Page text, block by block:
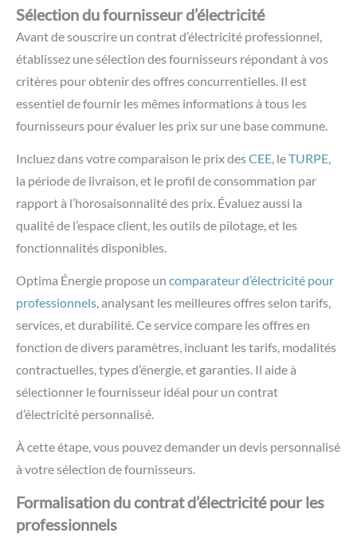
Sélection du fournisseur d’électricité
Avant de souscrire un contrat d’électricité professionnel,
établissez une sélection des fournisseurs répondant à vos
critères pour obtenir des offres concurrentielles. Il est
essentiel de fournir les mêmes informations à tous les
fournisseurs pour évaluer les prix sur une base commune.
Incluez dans votre comparaison le prix desCEE, leTURPE,
la période de livraison, et le profil de consommation par
rapport à l’horosaisonnalité des prix. Évaluez aussi la
qualité de l’espace client, les outils de pilotage, et les
fonctionnalités disponibles.
Optima Énergie propose un comparateur d’électricité pour
professionnels, analysant les meilleures offres selon tarifs,
services, et durabilité. Ce service compare les offres en
fonction de divers paramètres, incluant les tarifs, modalités
contractuelles, types d’énergie, et garanties. Il aide à
sélectionner le fournisseur idéal pour un contrat
d’électricité personnalisé.
À cette étape, vous pouvez demander un devis personnalisé
à votre sélection de fournisseurs.
Formalisation du contrat d’électricité pour les
professionnels